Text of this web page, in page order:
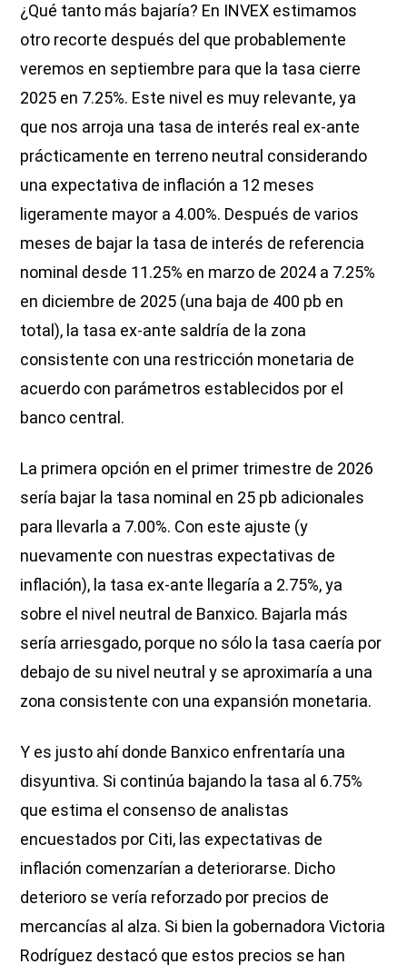
¿Qué tanto más bajaría? En INVEX estimamos
otro recorte después del que probablemente
veremos en septiembre para que la tasa cierre
2025 en 7.25%. Este nivel es muy relevante, ya
que nos arroja una tasa de interés real ex-ante
prácticamente en terreno neutral considerando
una expectativa de inflación a 12 meses
ligeramente mayor a 4.00%. Después de varios
meses de bajar la tasa de interés de referencia
nominal desde 11.25% en marzo de 2024 a 7.25%
en diciembre de 2025 (una baja de 400 pb en
total), la tasa ex-ante saldría de la zona
consistente con una restricción monetaria de
acuerdo con parámetros establecidos por el
banco central.
La primera opción en el primer trimestre de 2026
sería bajar la tasa nominal en 25 pb adicionales
para llevarla a 7.00%. Con este ajuste (y
nuevamente con nuestras expectativas de
inflación), la tasa ex-ante llegaría a 2.75%, ya
sobre el nivel neutral de Banxico. Bajarla más
sería arriesgado, porque no sólo la tasa caería por
debajo de su nivel neutral y se aproximaría a una
zona consistente con una expansión monetaria.
Y es justo ahí donde Banxico enfrentaría una
disyuntiva. Si continúa bajando la tasa al 6.75%
que estima el consenso de analistas
encuestados por Citi, las expectativas de
inflación comenzarían a deteriorarse. Dicho
deterioro se vería reforzado por precios de
mercancías al alza. Si bien la gobernadora Victoria
Rodríguez destacó que estos precios se han